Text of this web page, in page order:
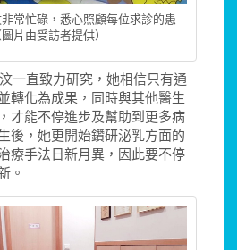
常忙碌，悉心照顧每位求診的患
片由受訪者提供）
直致力研究，她相信只有通
轉化為成果，同時與其他醫生
才能不停進步及幫助到更多病
後，她更開始鑽研泌乳方面的
療手法日新月異，因此要不停
。